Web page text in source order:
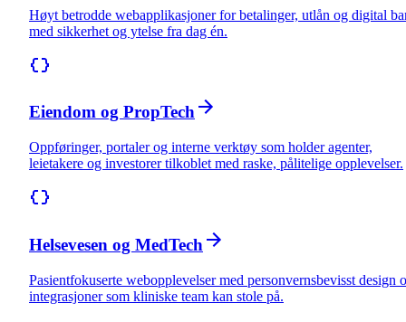
Høyt betrodde webapplikasjoner for betalinger, utlån og digital
med sikkerhet og ytelse fra dag én.
Eiendom og PropTech
Oppføringer, portaler og interne verktøy som holder agenter,
leietakere og investorer tilkoblet med raske, pålitelige opplevelser.
Helsevesen og MedTech
Pasientfokuserte webopplevelser med personvernsbevisst design
integrasjoner som kliniske team kan stole på.